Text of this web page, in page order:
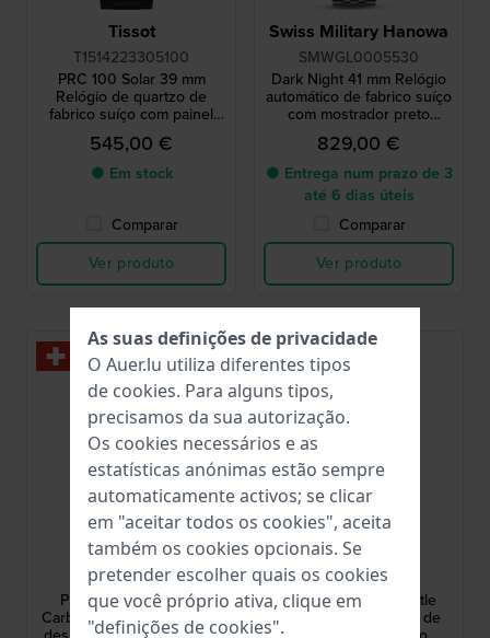
Tissot
T1514223305100
PRC 100 Solar 39 mm
Relógio de quartzo de
fabrico suíço com painel
solar único em cristal
545,00 €
● Em stock
Comparar
Ver produto
Swiss Military Hanowa
SMWGL0005530
Dark Night 41 mm Relógio
automático de fabrico suíço
com mostrador preto
Musou
829,00 €
● Entrega num prazo de 3
até 6 dias úteis
Comparar
Ver produto
Tissot
T1379079720100
PRX Powermatic 80 -
Carbon 40 mm Relógio de
Luminox
XS.0330
Leatherback Sea Turtle
Giant 44 mm Relógio de
As suas definições de privacidade
O Auer.lu utiliza diferentes tipos
de cookies. Para alguns tipos,
precisamos da sua autorização.
Os cookies necessários e as
estatísticas anónimas estão sempre
automaticamente activos; se clicar
em "aceitar todos os cookies", aceita
também os cookies opcionais. Se
pretender escolher quais os cookies
que você próprio ativa, clique em
"definições de cookies".